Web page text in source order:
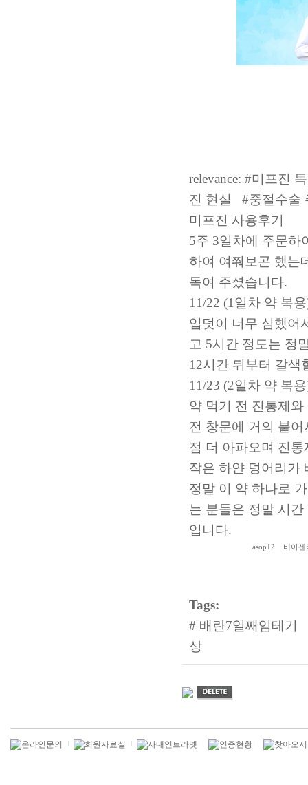
relevance: #미프진
진 현실
#중절수술
미프진 사용후기
5주 3일차에 주문하
하여 여쭤보곤 했는
독여 주셨습니다.
11/22 (1일차 약 복
입덧이 너무 심했어
고 5시간 정도는 정
12시간 뒤부터 갈색
11/23 (2일차 약 복
약 먹기 전 진통제
전 창문에 거의 붙
점 더 아파오며 진
작은 하얀 덩어리가
정말 이 약 하나로
는 분들은 정말 시
입니다.
asop12 비아
Tags:
# 배란7일째임테기
상